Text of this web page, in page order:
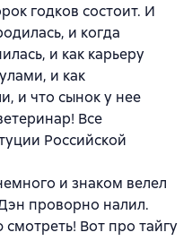
годков состоит. И
и когда
и как карьеру
и как
и что сынок у нее
Все
Российской
и знаком велел
проворно налил.
Вот про тайгу